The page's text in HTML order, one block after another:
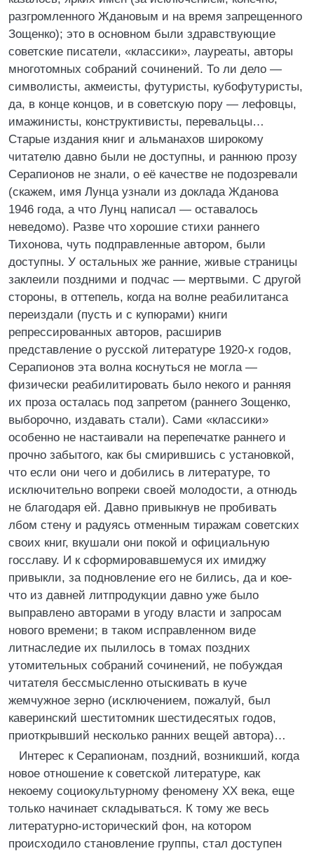
разгромленного Ждановым и на время запрещенного
Зощенко); это в основном были здравствующие
советские писатели, «классики», лауреаты, авторы
многотомных собраний сочинений. То ли дело —
символисты, акмеисты, футуристы, кубофутуристы,
да, в конце концов, и в советскую пору — лефовцы,
имажинисты, конструктивисты, перевальцы…
Старые издания книг и альманахов широкому
читателю давно были не доступны, и раннюю прозу
Серапионов не знали, о её качестве не подозревали
(скажем, имя Лунца узнали из доклада Жданова
1946 года, а что Лунц написал — оставалось
неведомо). Разве что хорошие стихи раннего
Тихонова, чуть подправленные автором, были
доступны. У остальных же ранние, живые страницы
заклеили поздними и подчас — мертвыми. С другой
стороны, в оттепель, когда на волне реабилитанса
переиздали (пусть и с купюрами) книги
репрессированных авторов, расширив
представление о русской литературе 1920-х годов,
Серапионов эта волна коснуться не могла —
физически реабилитировать было некого и ранняя
их проза осталась под запретом (раннего Зощенко,
выборочно, издавать стали). Сами «классики»
особенно не настаивали на перепечатке раннего и
прочно забытого, как бы смирившись с установкой,
что если они чего и добились в литературе, то
исключительно вопреки своей молодости, а отнюдь
не благодаря ей. Давно привыкнув не пробивать
лбом стену и радуясь отменным тиражам советских
своих книг, вкушали они покой и официальную
госславу. И к сформировавшемуся их имиджу
привыкли, за подновление его не бились, да и кое-
что из давней литпродукции давно уже было
выправлено авторами в угоду власти и запросам
нового времени; в таком исправленном виде
литнаследие их пылилось в томах поздних
утомительных собраний сочинений, не побуждая
читателя бессмысленно отыскивать в куче
жемчужное зерно (исключением, пожалуй, был
каверинский шеститомник шестидесятых годов,
приоткрывший несколько ранних вещей автора)…
Интерес к Серапионам, поздний, возникший, когда
новое отношение к советской литературе, как
некоему социокультурному феномену XX века, еще
только начинает складываться. К тому же весь
литературно-исторический фон, на котором
происходило становление группы, стал доступен